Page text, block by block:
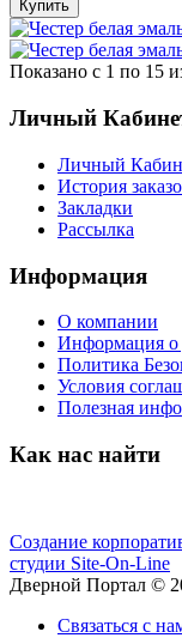
Показано с 1 по 15
Личный
Личный
История
Закладки
Рассылка
Информация
О компании
Информация о
Политика
Условия
Полезная
Как нас найти
Создание
студии Site-On-Line
Дверной Портал ©
Связаться с